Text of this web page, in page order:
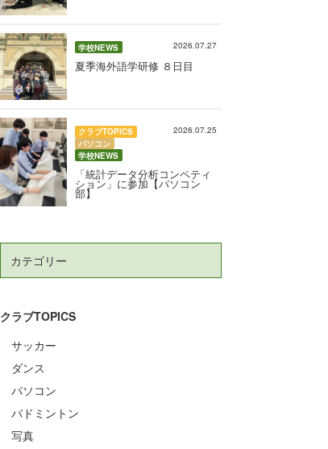
学校NEWS 2026.07.27
夏季海外語学研修 ８日目
クラブTOPICS
パソコン
学校NEWS
2026.07.25
「統計データ分析コンペティ
ション」に参加【パソコン
部】
カテゴリー
クラブTOPICS
サッカー
ダンス
パソコン
バドミントン
写真